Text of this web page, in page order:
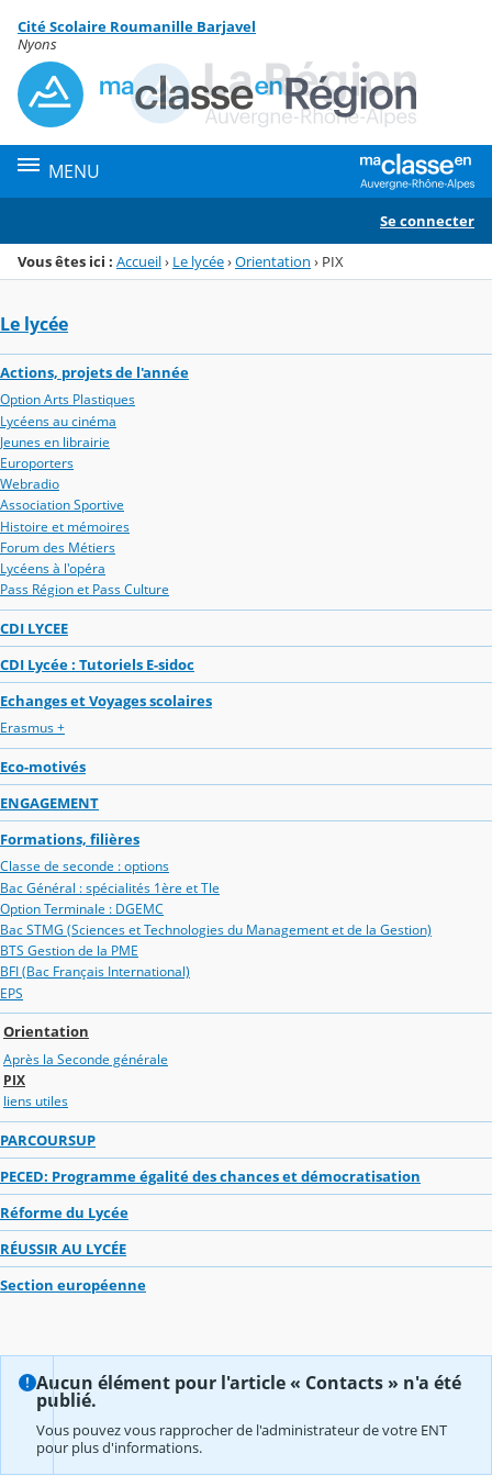
Menu de la rubrique
Contenu
Cité Scolaire Roumanille Barjavel
Nyons
MENU
Se connecter
Vous êtes ici : Accueil› Le lycée›Orientation › PIX
Le lycée
Actions, projets de l'année
Option Arts Plastiques
Lycéens au cinéma
Jeunes en librairie
Europorters
Webradio
Association Sportive
Histoire et mémoires
Forum des Métiers
Lycéens à l'opéra
Pass Région et Pass Culture
CDI LYCEE
CDI Lycée : Tutoriels E-sidoc
Echanges et Voyages scolaires
Erasmus +
Eco-motivés
ENGAGEMENT
Formations, filières
Classe de seconde : options
Bac Général : spécialités 1ère et Tle
Option Terminale : DGEMC
Bac STMG (Sciences et Technologies du Management et de la Gestion)
BTS Gestion de la PME
BFI (Bac Français International)
EPS
Orientation
Après la Seconde générale
PIX
liens utiles
PARCOURSUP
PECED: Programme égalité des chances et démocratisation
Réforme du Lycée
RÉUSSIR AU LYCÉE
Section européenne
Aucun élément pour l'article « Contacts » n'a été
publié.
Vous pouvez vous rapprocher de l'administrateur de votre ENT
pour plus d'informations.